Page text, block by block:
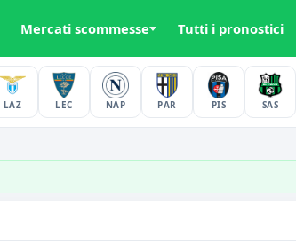
Mercati scommesse Tutti i pronostici
LAZ LEC NAP PAR PIS SAS